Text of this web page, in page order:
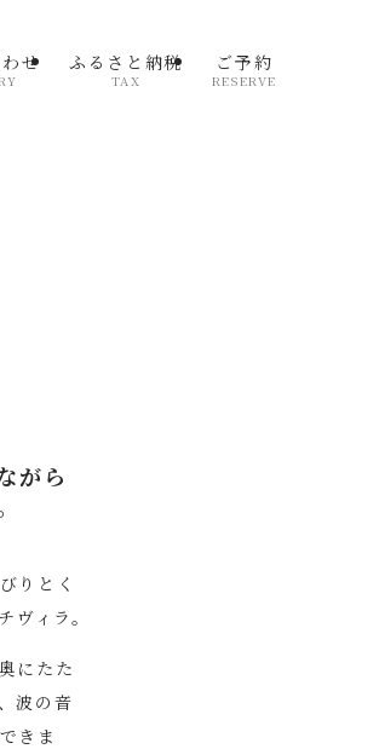
せ ふるさと納税
TAX
ご予約
RESERVE
がら
りとく
ィラ。
にたた
波の音
きま